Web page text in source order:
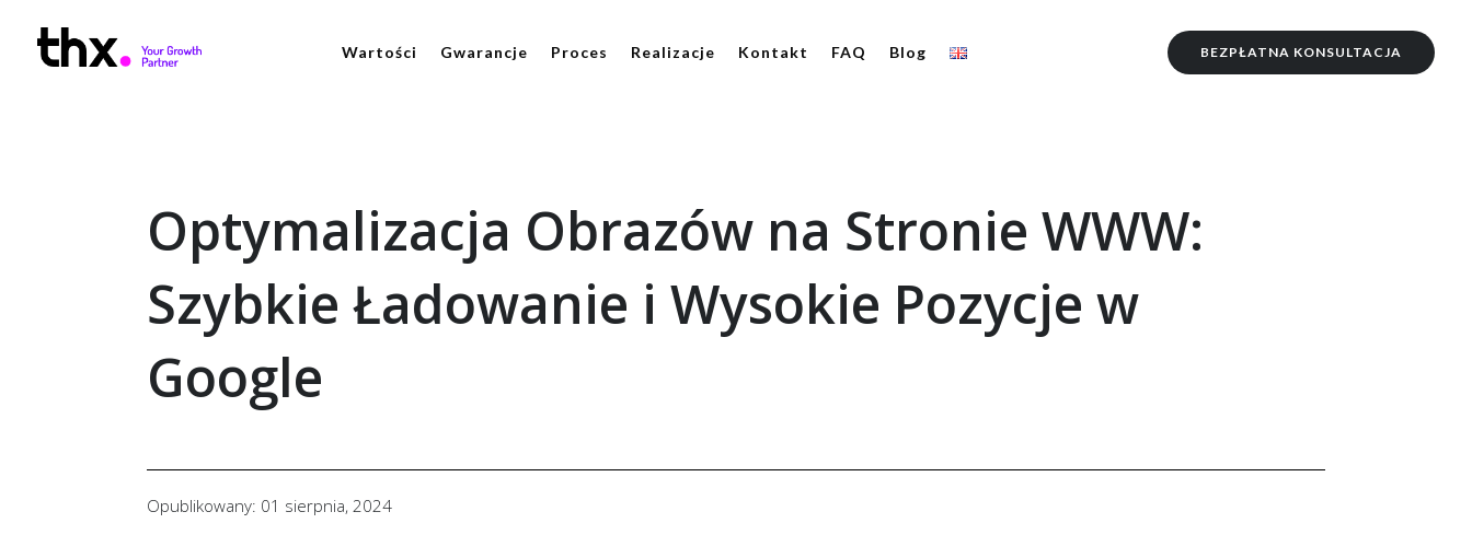
Wartości Gwarancje Proces Realizacje Kontakt FAQ Blog BEZPŁATNA KONSULTACJA
Optymalizacja Obrazów na Stronie WWW:
Szybkie Ładowanie i Wysokie Pozycje w
Google
Opublikowany: 01 sierpnia, 2024